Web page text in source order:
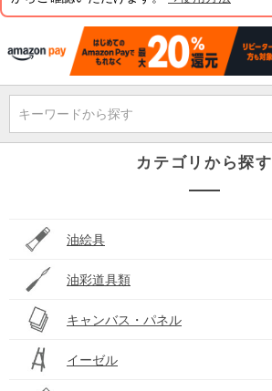
キーワードから探す
カテゴリから探す
油絵具
油彩道具類
キャンバス・パネル
イーゼル